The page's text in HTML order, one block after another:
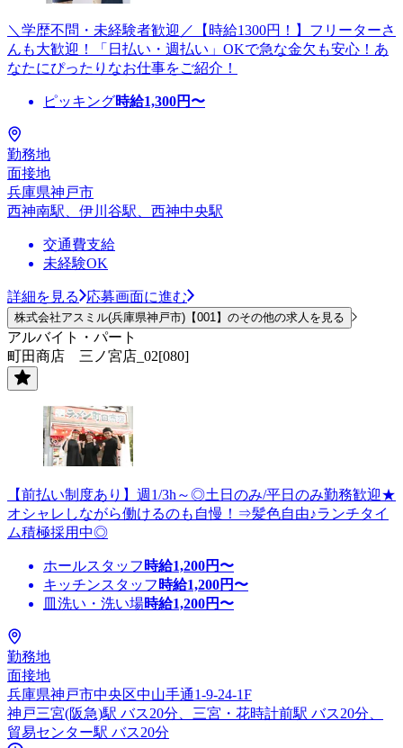
＼学歴不問・未経験者歓迎／【時給1300円！】フリーターさ
んも大歓迎！「日払い・週払い」OKで急な金欠も安心！あ
なたにぴったりなお仕事をご紹介！
ピッキング時給1,300円〜
勤務地
面接地
兵庫県神戸市
西神南駅、伊川谷駅、西神中央駅
交通費支給
未経験OK
詳細を見る 応募画面に進む
株式会社アスミル(兵庫県神戸市)【001】のその他の求人を見る
アルバイト・パート
町田商店 三ノ宮店_02[080]
【前払い制度あり】週1/3h～◎土日のみ/平日のみ勤務歓迎★
オシャレしながら働けるのも自慢！⇒髪色自由♪ランチタイ
ム積極採用中◎
ホールスタッフ 時給1,200円〜
キッチンスタッフ 時給1,200円〜
皿洗い・洗い場時給1,200円〜
勤務地
面接地
兵庫県神戸市中央区中山手通1-9-24-1F
神戸三宮(阪急)駅 バス20分、三宮・花時計前駅 バス20分、
貿易センター駅 バス20分